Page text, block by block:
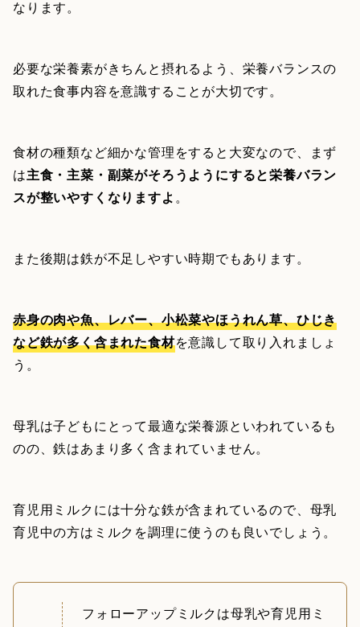
なります。
必要な栄養素がきちんと摂れるよう、栄養バランスの
取れた食事内容を意識することが大切です。
食材の種類など細かな管理をすると大変なので、まず
は主食・主菜・副菜がそろうようにすると栄養バラン
スが整いやすくなりますよ。
また後期は鉄が不足しやすい時期でもあります。
赤身の肉や魚、レバー、小松菜やほうれん草、ひじき
など鉄が多く含まれた食材を意識して取り入れましょ
う。
母乳は子どもにとって最適な栄養源といわれているも
のの、鉄はあまり多く含まれていません。
育児用ミルクには十分な鉄が含まれているので、母乳
育児中の方はミルクを調理に使うのも良いでしょう。
フォローアップミルクは母乳や育児用ミ